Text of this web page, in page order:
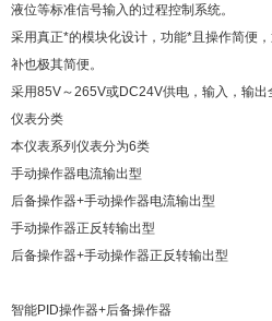
液位等标准信号输入的过程控制系统。
采用真正*的模块化设计，功能*且操作简便
补也极其简便。
采用85V～265V或DC24V供电，输入，输出
仪表分类
本仪表系列仪表分为6类
手动操作器电流输出型
后备操作器+手动操作器电流输出型
手动操作器正反转输出型
后备操作器+手动操作器正反转输出型
智能PID操作器+后备操作器